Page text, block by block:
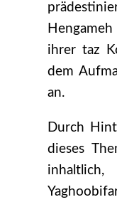
ihrer taz
dem
an.
Durch
dieses
inhaltlich,